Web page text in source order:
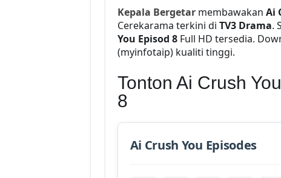
Kepala Bergetarmembawakan Ai
Cerekarama terkini di TV3 Drama.
You Episod 8Full HD tersedia.
(myinfotaip) kualiti tinggi.
Tonton Ai Crush
8
Ai Crush You Episodes